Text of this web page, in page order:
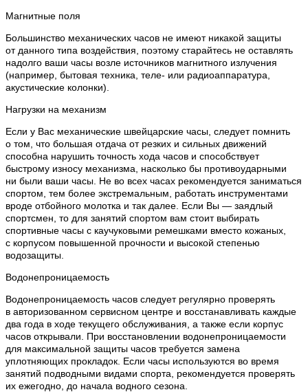
Магнитные поля
Большинство механических часов не имеют никакой защиты
от данного типа воздействия, поэтому старайтесь не оставлять
надолго ваши часы возле источников магнитного излучения
(например, бытовая техника, теле- или радиоаппаратура,
акустические колонки).
Нагрузки на механизм
Если у Вас механические швейцарские часы, следует помнить
о том, что большая отдача от резких и сильных движений
способна нарушить точность хода часов и способствует
быстрому износу механизма, насколько бы противоударными
ни были ваши часы. Не во всех часах рекомендуется заниматься
спортом, тем более экстремальным, работать инструментами
вроде отбойного молотка и так далее. Если Вы — заядлый
спортсмен, то для занятий спортом вам стоит выбирать
спортивные часы с каучуковыми ремешками вместо кожаных,
с корпусом повышенной прочности и высокой степенью
водозащиты.
Водонепроницаемость
Водонепроницаемость часов следует регулярно проверять
в авторизованном сервисном центре и восстанавливать каждые
два года в ходе текущего обслуживания, а также если корпус
часов открывали. При восстановлении водонепроницаемости
для максимальной защиты часов требуется замена
уплотняющих прокладок. Если часы используются во время
занятий подводными видами спорта, рекомендуется проверять
их ежегодно, до начала водного сезона.